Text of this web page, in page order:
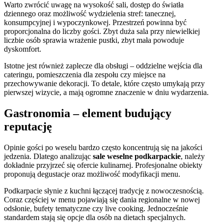
Warto zwrócić uwagę na wysokość sali, dostęp do światła
dziennego oraz możliwość wydzielenia stref: tanecznej,
konsumpcyjnej i wypoczynkowej. Przestrzeń powinna być
proporcjonalna do liczby gości. Zbyt duża sala przy niewielkiej
liczbie osób sprawia wrażenie pustki, zbyt mała powoduje
dyskomfort.
Istotne jest również zaplecze dla obsługi – oddzielne wejścia dla
cateringu, pomieszczenia dla zespołu czy miejsce na
przechowywanie dekoracji. To detale, które często umykają przy
pierwszej wizycie, a mają ogromne znaczenie w dniu wydarzenia.
Gastronomia – element budujący
reputację
Opinie gości po weselu bardzo często koncentrują się na jakości
jedzenia. Dlatego analizując sale weselne podkarpackie, należy
dokładnie przyjrzeć się ofercie kulinarnej. Profesjonalne obiekty
proponują degustacje oraz możliwość modyfikacji menu.
Podkarpacie słynie z kuchni łączącej tradycję z nowoczesnością.
Coraz częściej w menu pojawiają się dania regionalne w nowej
odsłonie, bufety tematyczne czy live cooking. Jednocześnie
standardem stają się opcje dla osób na dietach specjalnych.